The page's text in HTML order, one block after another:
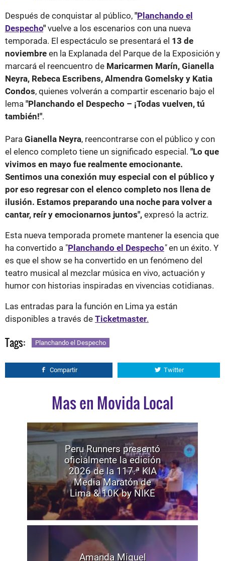
Después de conquistar al público, "Planchando el
Despecho" vuelve a los escenarios con una nueva
temporada. El espectáculo se presentará el 13 de
noviembre en la Explanada del Parque de la Exposición y
marcará el reencuentro de Maricarmen Marín, Gianella
Neyra, Rebeca Escribens, Almendra Gomelsky y Katia
Condos, quienes volverán a compartir escenario bajo el
lema "Planchando el Despecho – ¡Todas vuelven, tú
también!".
Para Gianella Neyra, reencontrarse con el público y con
el elenco completo tiene un significado especial. "Lo que
vivimos en mayo fue realmente emocionante.
Sentimos una conexión muy especial con el público y
por eso regresar con el elenco completo nos llena de
ilusión. Estamos preparando una noche para volver a
cantar, reír y emocionarnos juntos", expresó la actriz.
Esta nueva temporada promete mantener la esencia que
ha convertido a "Planchando el Despecho"en un éxito. Y
es que el show se ha convertido en un fenómeno del
teatro musical al mezclar música en vivo, actuación y
humor con historias inspiradas en vivencias cotidianas.
Las entradas para la función en Lima ya están
disponibles a través de Ticketmaster.
Tags: Planchando el Despecho
Compartir Twitter
Mas en Movida Local
Peru Runners presentó
oficialmente la edición
2026 de la 117.ª KIA
Media Maratón de
Lima & 10K by NIKE
Amanda Miguel